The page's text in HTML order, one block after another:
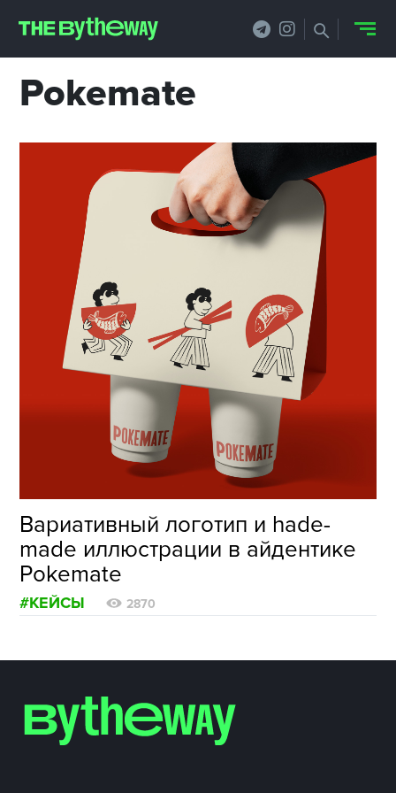
Pokemate
Вариативный логотип и hade-
made иллюстрации в айдентике
Pokemate
#КЕЙСЫ 2870
НОВОСТИ
PRO.ОБЗОР
КЕЙСЫ
ФИЛОСОФИЯ
КРЕАТИВА
БИЗНЕС И
ТЕХНОЛОГИИ
ФЕСТИВАЛИ
ФОТОГРАФИЯ
ТИПОГРАФИКА
ИСТОРИИ БРЕНДОВ
О ПРОЕКТЕ